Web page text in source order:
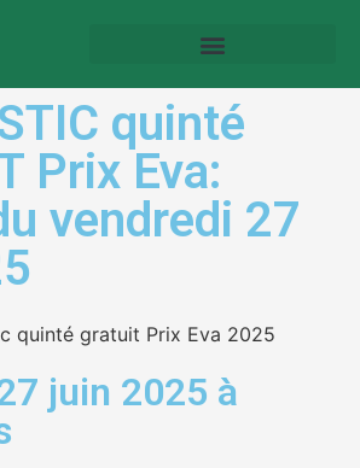
quinté
Prix Eva:
vendredi 27
juin 2025 à